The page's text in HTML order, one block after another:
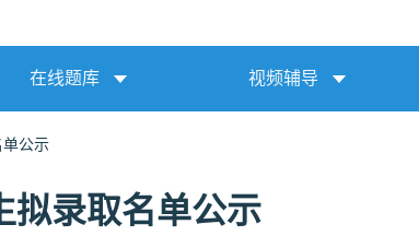
在线题库 视频辅导
公示
拟录取名单公示